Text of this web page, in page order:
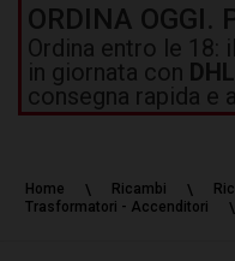
ORDINA OGGI.
Ordina entro le 18:
in giornata con
consegna rapida e
Home Ricambi
Trasformatori - Accenditori